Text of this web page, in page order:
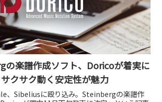
の楽譜作成ソフト、Doricoが着実に
クサク動く安定性が魅力
、Sibeliusに殴り込み。Steinbergの楽譜作